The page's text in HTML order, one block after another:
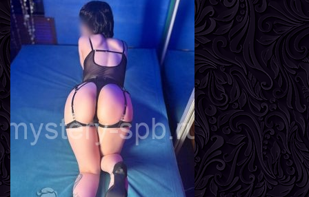
Адель
165 см
58 кг
3-й